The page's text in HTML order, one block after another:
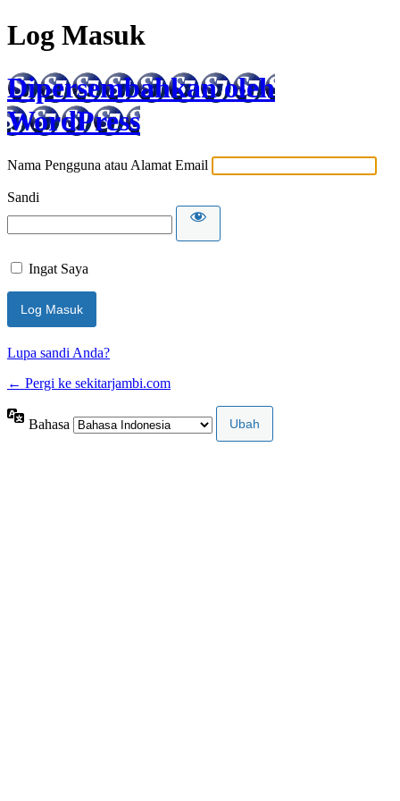
Log Masuk
Dipersembahkan oleh
WordPress
Nama Pengguna atau Alamat Email
Sandi
Ingat Saya
Lupa sandi Anda?
← Pergi ke sekitarjambi.com
Bahasa